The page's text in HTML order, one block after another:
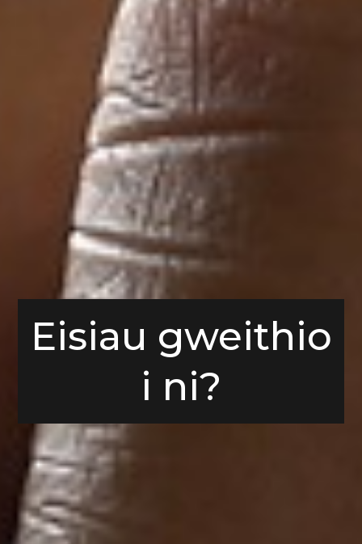
Eisiau gweithio
i ni?